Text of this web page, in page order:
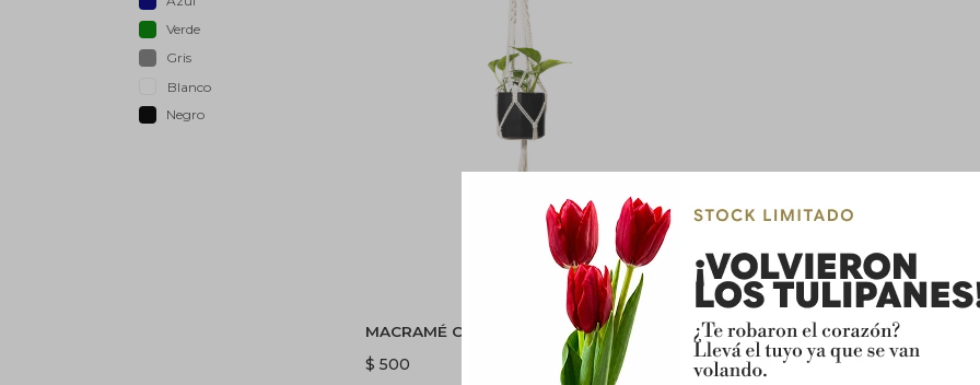
MACRAMÉ COLGANTE
$ 500
Verde
Gris
Blanco
Negro